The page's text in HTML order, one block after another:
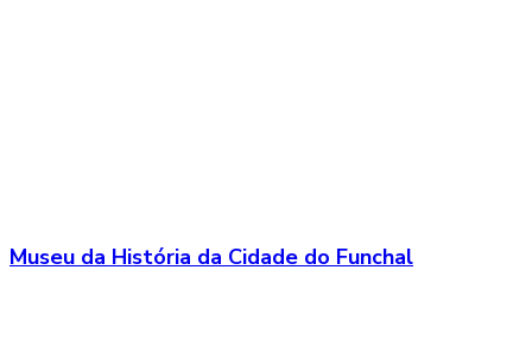
Museu da História da Cidade do Funchal